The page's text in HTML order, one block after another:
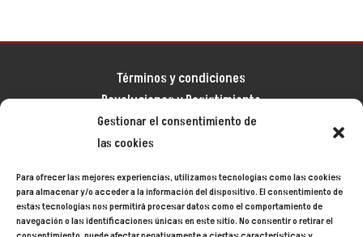
Gestionar el consentimiento de
las cookies
Para ofrecer las mejores experiencias, utilizamos tecnologías como las cookies
para almacenar y/o acceder a la información del dispositivo. El consentimiento de
estas tecnologías nos permitirá procesar datos como el comportamiento de
navegación o las identificaciones únicas en este sitio. No consentir o retirar el
Términos y condiciones
Devoluciones y Desistimiento
Aviso legal
Política de privacidad
Mapa del sitio